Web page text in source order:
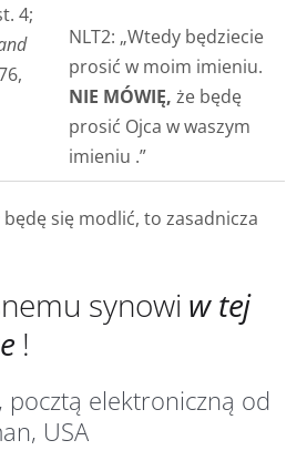
4;
NLT2: „Wtedy będziecie
prosić w moim imieniu.
NIE MÓWIĘ, że będę
prosić Ojca w waszym
imieniu .”
będę się modlić, to zasadnicza
synowi w tej
!
pocztą elektroniczną od
USA